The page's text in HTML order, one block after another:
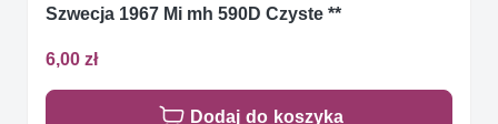
Szwecja 1967 Mi mh 590D Czyste **
6,00 zł
Dodaj do koszyka